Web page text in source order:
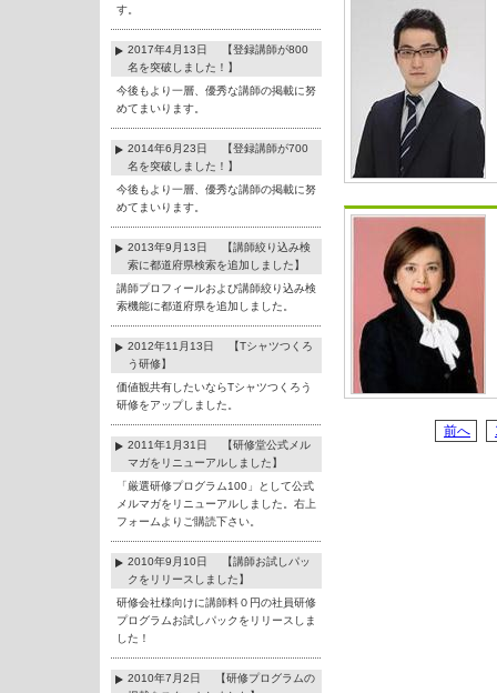
す。
2017年4月13日 【登録講師が800
名を突破しました！】
今後もより一層、優秀な講師の掲載に努
めてまいります。
2014年6月23日 【登録講師が700
名を突破しました！】
今後もより一層、優秀な講師の掲載に努
めてまいります。
2013年9月13日 【講師絞り込み検
索に都道府県検索を追加しました】
講師プロフィールおよび講師絞り込み検
索機能に都道府県を追加しました。
2012年11月13日 【Tシャツつくろ
う研修】
価値観共有したいならTシャツつくろう
研修をアップしました。
2011年1月31日 【研修堂公式メル
マガをリニューアルしました】
「厳選研修プログラム100」として公式
メルマガをリニューアルしました。右上
フォームよりご購読下さい。
2010年9月10日 【講師お試しパッ
クをリリースしました】
研修会社様向けに講師料０円の社員研修
プログラムお試しパックをリリースしま
した！
2010年7月2日 【研修プログラムの
前へ